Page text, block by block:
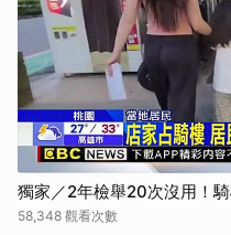
獨家／2年檢舉20次沒用！
58,348 觀看次數